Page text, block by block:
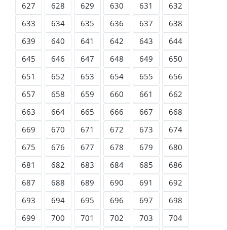
627
628 629 630 631
632
633
634 635 636 637
638
639
640 641 642 643
644
645
646 647 648 649
650
651
652 653 654 655
656
657
658 659 660 661
662
663
664 665 666 667
668
669
670 671 672 673
674
675
676 677 678 679
680
681
682 683 684 685
686
687
688 689 690 691
692
693
694 695 696 697
698
699
700 701 702 703
704